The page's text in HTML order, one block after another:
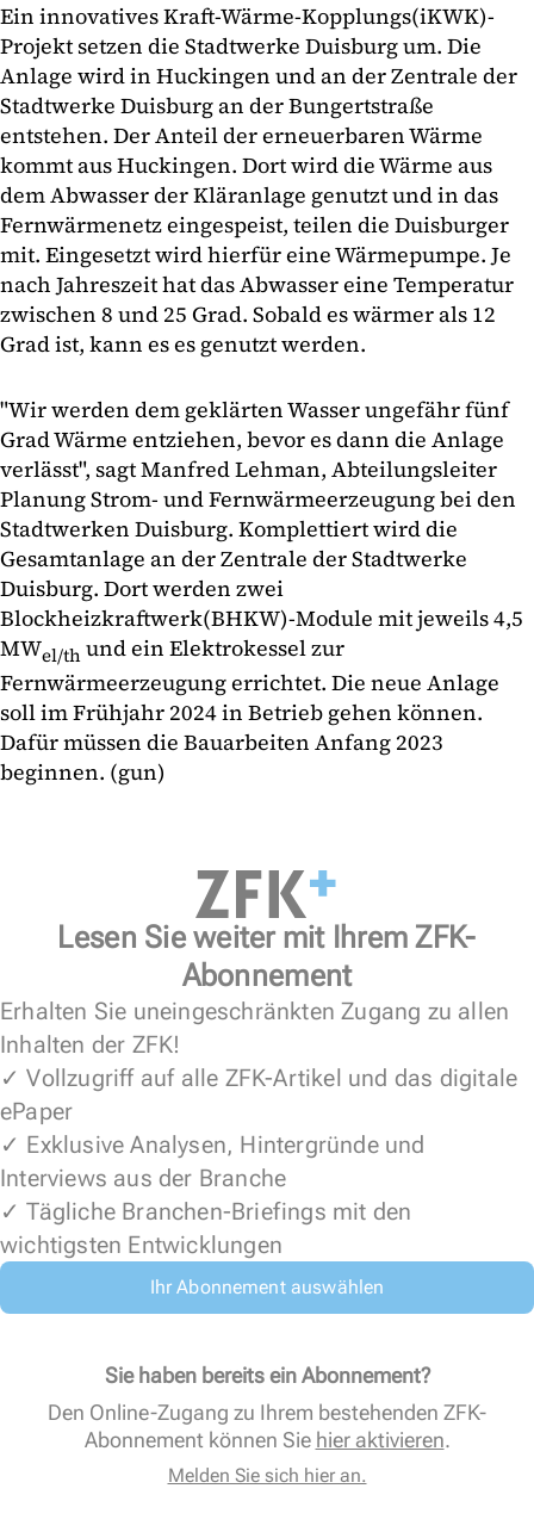
Ein innovatives Kraft-Wärme-Kopplungs(iKWK)-
Projekt setzen die Stadtwerke Duisburg um. Die
Anlage wird in Huckingen und an der Zentrale der
Stadtwerke Duisburg an der Bungertstraße
entstehen. Der Anteil der erneuerbaren Wärme
kommt aus Huckingen. Dort wird die Wärme aus
dem Abwasser der Kläranlage genutzt und in das
Fernwärmenetz eingespeist, teilen die Duisburger
mit. Eingesetzt wird hierfür eine Wärmepumpe. Je
nach Jahreszeit hat das Abwasser eine Temperatur
zwischen 8 und 25 Grad. Sobald es wärmer als 12
Grad ist, kann es es genutzt werden.
"Wir werden dem geklärten Wasser ungefähr fünf
Grad Wärme entziehen, bevor es dann die Anlage
verlässt", sagt Manfred Lehman, Abteilungsleiter
Planung Strom- und Fernwärmeerzeugung bei den
Stadtwerken Duisburg. Komplettiert wird die
Gesamtanlage an der Zentrale der Stadtwerke
Duisburg. Dort werden zwei
Blockheizkraftwerk(BHKW)-Module mit jeweils 4,5
MWel/thund ein Elektrokessel zur
Fernwärmeerzeugung errichtet. Die neue Anlage
soll im Frühjahr 2024 in Betrieb gehen können.
Dafür müssen die Bauarbeiten Anfang 2023
beginnen. (gun)
Lesen Sie weiter mit Ihrem ZFK-
Abonnement
Erhalten Sie uneingeschränkten Zugang zu allen
Inhalten der ZFK!
✓ Vollzugriff auf alle ZFK-Artikel und das digitale
ePaper
✓ Exklusive Analysen, Hintergründe und
Interviews aus der Branche
✓ Tägliche Branchen-Briefings mit den
wichtigsten Entwicklungen
Ihr Abonnement auswählen
Sie haben bereits ein Abonnement?
Den Online-Zugang zu Ihrem bestehenden ZFK-
Abonnement können Sie hier aktivieren.
Melden Sie sich hier an.